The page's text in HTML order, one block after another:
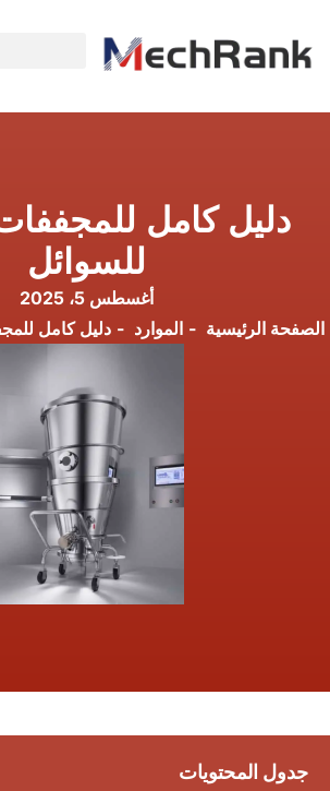
دليل كامل
للسوائل
أغسطس 5، 2025
الصفحة الرئيسية
الموارد دليل كامل
جدول المحتويات